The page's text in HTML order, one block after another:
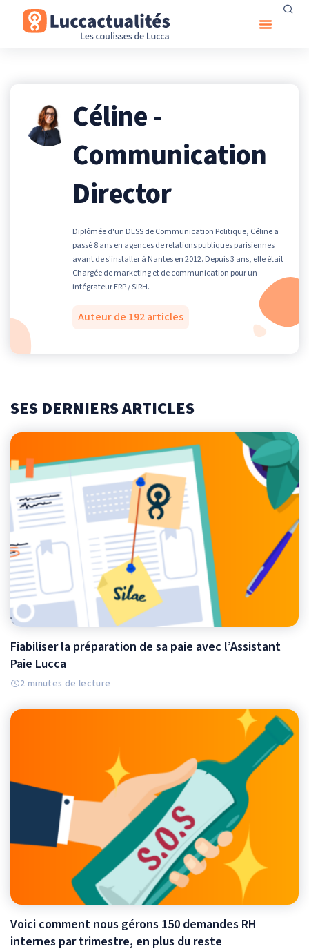
Céline -
Communication
Director
Diplômée d'un DESS de Communication Politique, Céline a
passé 8 ans en agences de relations publiques parisiennes
avant de s'installer à Nantes en 2012. Depuis 3 ans, elle était
Chargée de marketing et de communication pour un
intégrateur ERP / SIRH.
Auteur de 192 articles
SES DERNIERS ARTICLES
Fiabiliser la préparation de sa paie avec l’Assistant
Paie Lucca
2 minutes de lecture
Voici comment nous gérons 150 demandes RH
internes par trimestre, en plus du reste